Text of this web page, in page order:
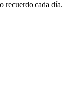
recuerdo cada día.